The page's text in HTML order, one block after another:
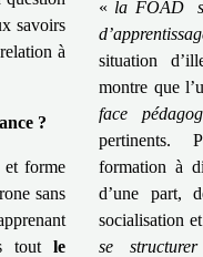
savoirs
à
?
et forme
sans
toutle
« la FOAD
situation
montre que
face
pertinents.
formation à
d’une part,
socialisation
se